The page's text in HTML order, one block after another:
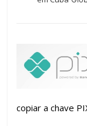
copiar a chave